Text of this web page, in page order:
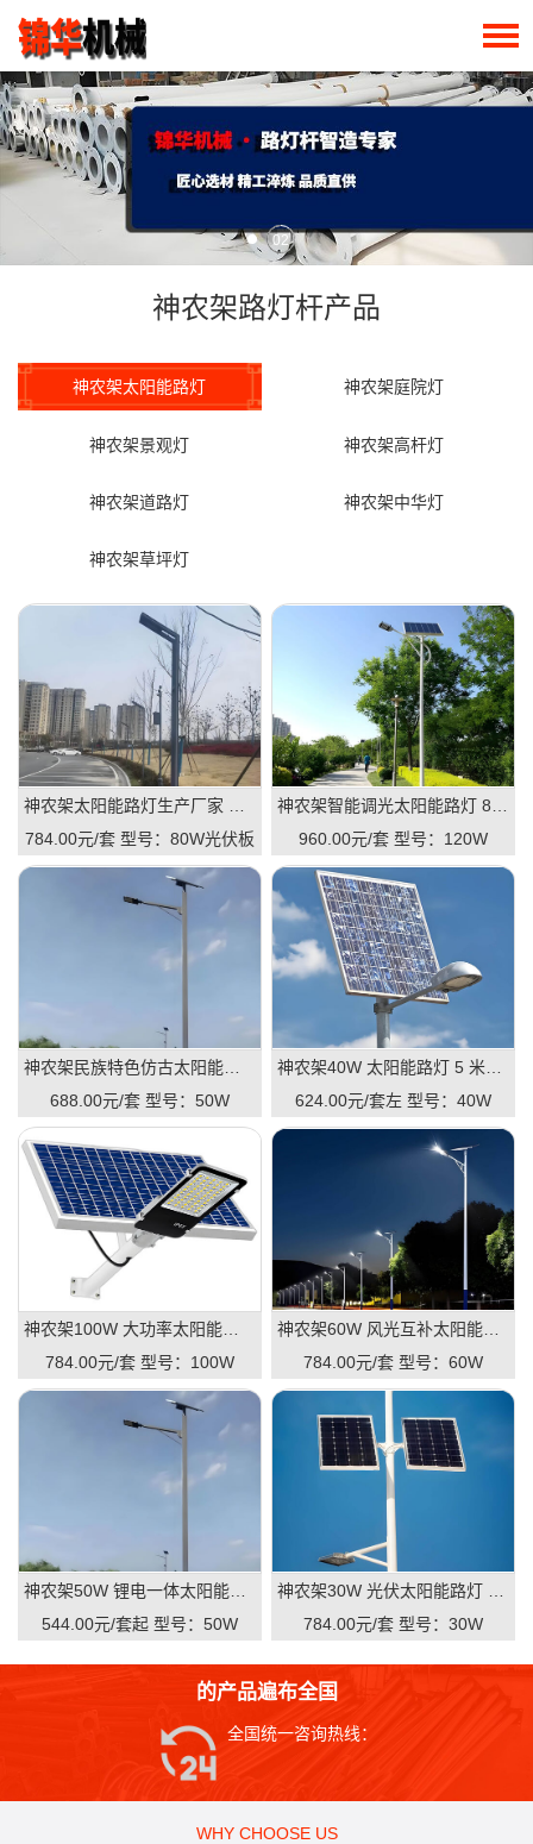
02
神农架路灯杆产品
神农架太阳能路灯 神农架庭院灯
神农架景观灯 神农架高杆灯
神农架道路灯 神农架中华灯
神农架草坪灯
784.00元/套 型号：80W光伏板
960.00元/套 型号：120W
688.00元/套 型号：50W
624.00元/套左 型号：40W
784.00元/套 型号：100W
784.00元/套 型号：60W
544.00元/套起 型号：50W
784.00元/套 型号：30W
的产品遍布全国
全国统一咨询热线：
WHY CHOOSE US